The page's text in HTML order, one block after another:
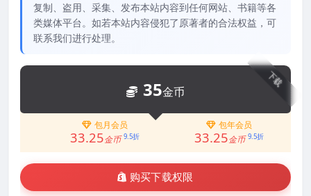
复制、盗用、采集、发布本站内容到任何网站、书籍等各
类媒体平台。如若本站内容侵犯了原著者的合法权益，可
联系我们进行处理。
下载
35金币
包月会员
33.25金币 9.5折
包年会员
33.25金币 9.5折
购买下载权限